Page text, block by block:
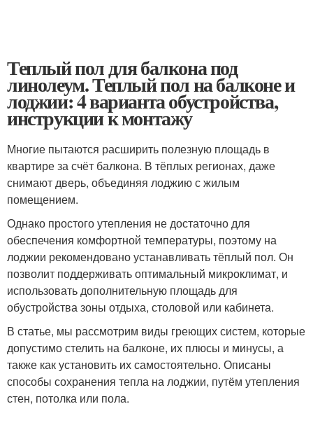
Теплый пол для балкона под
линолеум. Теплый пол на балконе и
лоджии: 4 варианта обустройства,
инструкции к монтажу
Многие пытаются расширить полезную площадь в
квартире за счёт балкона. В тёплых регионах, даже
снимают дверь, объединяя лоджию с жилым
помещением.
Однако простого утепления не достаточно для
обеспечения комфортной температуры, поэтому на
лоджии рекомендовано устанавливать тёплый пол. Он
позволит поддерживать оптимальный микроклимат, и
использовать дополнительную площадь для
обустройства зоны отдыха, столовой или кабинета.
В статье, мы рассмотрим виды греющих систем, которые
допустимо стелить на балконе, их плюсы и минусы, а
также как установить их самостоятельно. Описаны
способы сохранения тепла на лоджии, путём утепления
стен, потолка или пола.